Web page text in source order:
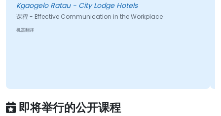
- City Lodge Hotels
in the Workplace
即将举行的公开课程